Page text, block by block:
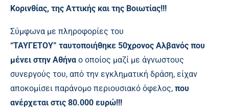
Κορινθίας, της Αττικής και της Βοιωτίας!!!
Σύμφωνα με πληροφορίες του
“ΤΑΥΓΕΤΟΥ” ταυτοποιήθηκε 50χρονος Αλβανός που
μένει στην Αθήνα ο οποίος μαζί με άγνωστους
συνεργούς του, από την εγκληματική δράση, είχαν
αποκομίσει παράνομο περιουσιακό όφελος, που
ανέρχεται στις 80.000 ευρώ!!!